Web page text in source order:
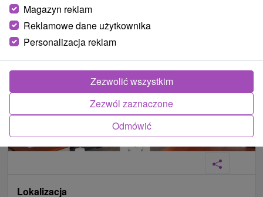
Lokalizacja
Magazyn reklam
Reklamowe dane użytkownika
Personalizacja reklam
Odmówić
Zezwól zaznaczone
Zezwolić wszystkim